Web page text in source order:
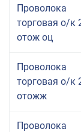
Проволока
торговая о/к
отож оц
Проволока
торговая о/к
отожж
Проволока